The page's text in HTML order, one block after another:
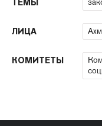
ТЕМЫ
ЛИЦА
КОМИТЕТЫ